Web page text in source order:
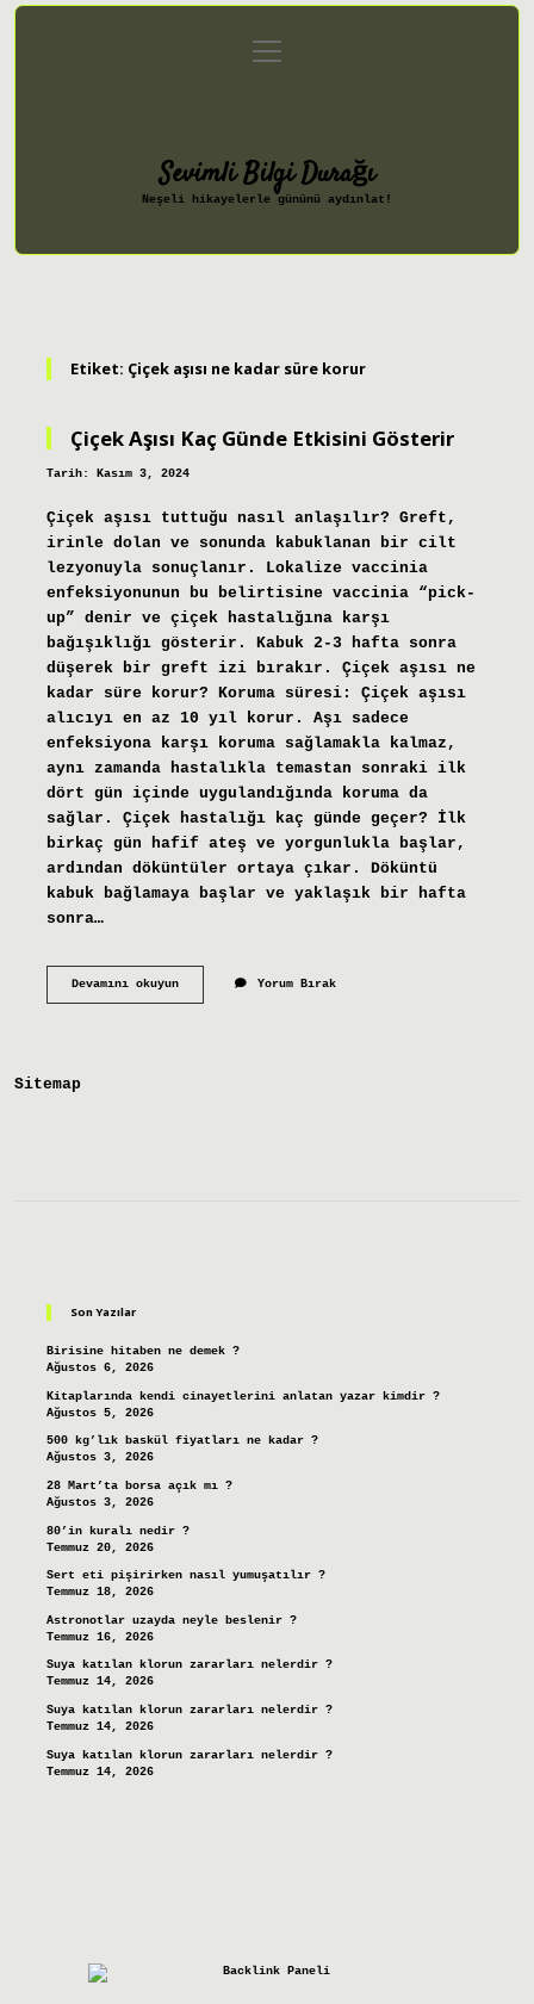
Gizlilik Politikası
menüyü
aç
Sevimli Bilgi Durağı
Neşeli hikayelerle gününü aydınlat!
Etiket: Çiçek aşısı ne kadar süre korur
Çiçek Aşısı Kaç Günde Etkisini Gösterir
Tarih: Kasım 3, 2024
Çiçek aşısı tuttuğu nasıl anlaşılır? Greft,
irinle dolan ve sonunda kabuklanan bir cilt
lezyonuyla sonuçlanır. Lokalize vaccinia
enfeksiyonunun bu belirtisine vaccinia “pick-
up” denir ve çiçek hastalığına karşı
bağışıklığı gösterir. Kabuk 2-3 hafta sonra
düşerek bir greft izi bırakır. Çiçek aşısı ne
kadar süre korur? Koruma süresi: Çiçek aşısı
alıcıyı en az 10 yıl korur. Aşı sadece
enfeksiyona karşı koruma sağlamakla kalmaz,
aynı zamanda hastalıkla temastan sonraki ilk
dört gün içinde uygulandığında koruma da
sağlar. Çiçek hastalığı kaç günde geçer? İlk
birkaç gün hafif ateş ve yorgunlukla başlar,
ardından döküntüler ortaya çıkar. Döküntü
kabuk bağlamaya başlar ve yaklaşık bir hafta
sonra…
Devamını okuyunÇiçek
Yorum Bırak
Sitemap
Son Yazılar
Birisine hitaben ne demek ?
Ağustos 6, 2026
Kitaplarında kendi cinayetlerini anlatan yazar kimdir ?
Ağustos 5, 2026
500 kg’lık baskül fiyatları ne kadar ?
Ağustos 3, 2026
28 Mart’ta borsa açık mı ?
Ağustos 3, 2026
80’in kuralı nedir ?
Temmuz 20, 2026
Sert eti pişirirken nasıl yumuşatılır ?
Temmuz 18, 2026
Astronotlar uzayda neyle beslenir ?
Temmuz 16, 2026
Suya katılan klorun zararları nelerdir ?
Temmuz 14, 2026
Suya katılan klorun zararları nelerdir ?
Temmuz 14, 2026
Suya katılan klorun zararları nelerdir ?
Temmuz 14, 2026